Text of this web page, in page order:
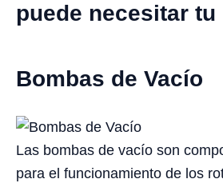
puede necesitar
Bombas de Vacío
Las bombas de vacío son
para el funcionamiento de los